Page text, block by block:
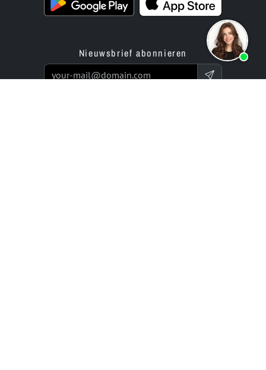
Nieuwsbrief abonnieren